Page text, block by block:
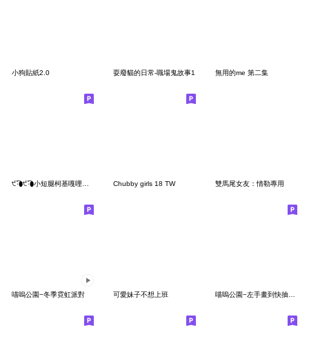
小狗貼紙2.0 耍廢貓的日常-職場鬼故事1 無用的me 第二集
Chubby girls 18 TW 雙馬尾女友：情勒專用
喵嗚公園−冬季霓虹派對 可愛妹子不想上班 喵嗚公園−左手畫到快抽筋2